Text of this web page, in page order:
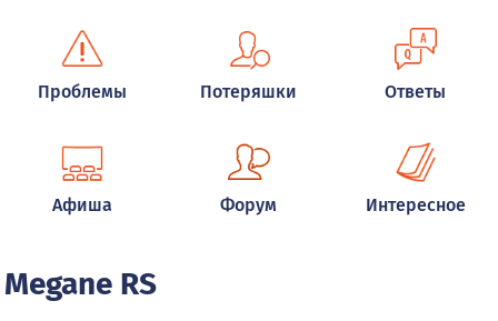
Проблемы Потеряшки Ответы
Афиша Форум Интересное
Megane RS